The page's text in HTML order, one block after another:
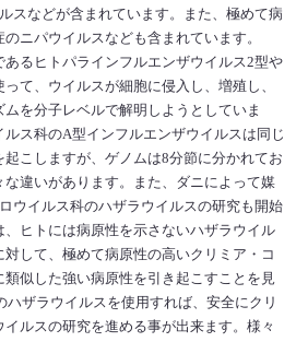
スなどが含まれています。また、極めて病
ニパウイルスなども含まれています。
るヒトパラインフルエンザウイルス2型や
て、ウイルスが細胞に侵入し、増殖し、
を分子レベルで解明しようとしていま
ス科のA型インフルエンザウイルスは同じ
起こしますが、ゲノムは8分節に分かれてお
な違いがあります。また、ダニによって媒
ウイルス科のハザラウイルスの研究も開始
、ヒトには病原性を示さないハザラウイル
して、極めて病原性の高いクリミア・コ
類似した強い病原性を引き起こすことを見
ハザラウイルスを使用すれば、安全にクリ
イルスの研究を進める事が出来ます。様々